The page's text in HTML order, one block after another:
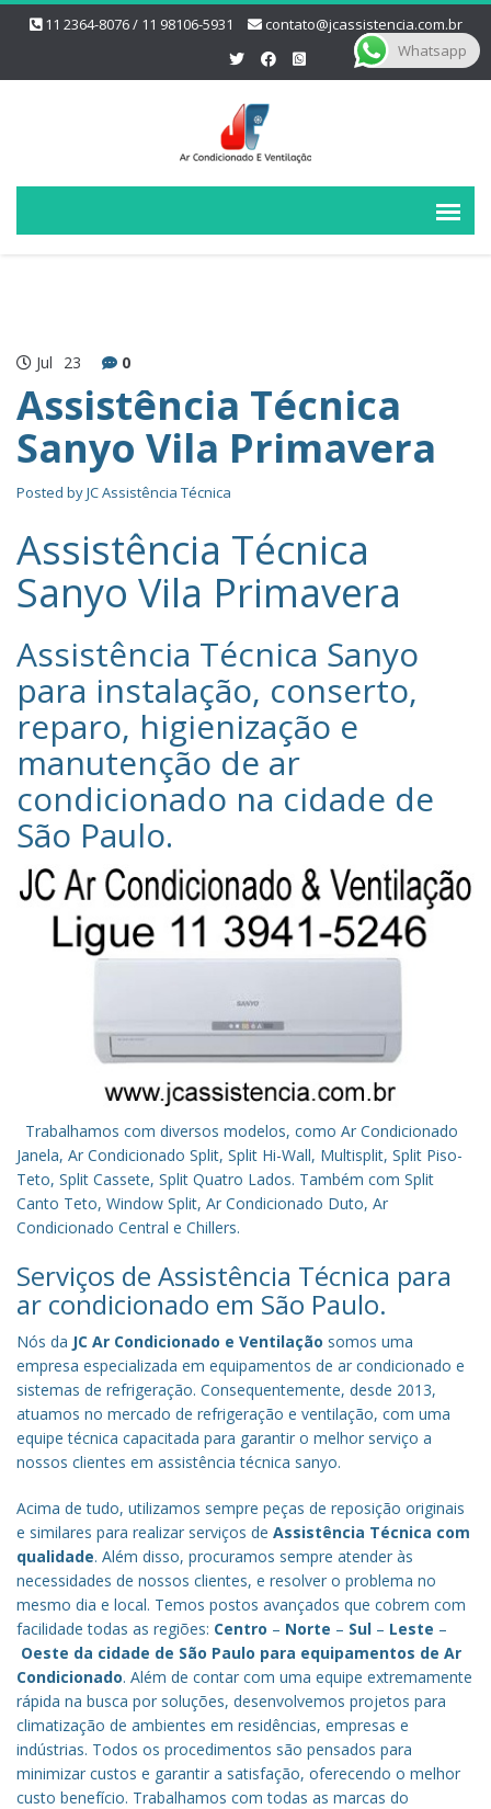
11 2364-8076 / 11 98106-5931 contato@jcassistencia.com.br
Jul 23 0
Assistência Técnica
Sanyo Vila Primavera
Posted byJC Assistência Técnica
Assistência Técnica
Sanyo Vila Primavera
Assistência Técnica Sanyo‎
para instalação, conserto,
reparo, higienização e
manutenção de ar
condicionado na cidade de
São Paulo.
Trabalhamos com diversos modelos, como Ar Condicionado
Janela, Ar Condicionado Split, Split Hi-Wall, Multisplit, Split Piso-
Teto, Split Cassete, Split Quatro Lados. Também com Split
Canto Teto, Window Split, Ar Condicionado Duto, Ar
Condicionado Central e Chillers.
Serviços de Assistência Técnica para
ar condicionado em São Paulo.
Nós da JC Ar Condicionado e Ventilação somos uma
empresa especializada em equipamentos de ar condicionado e
sistemas de refrigeração. Consequentemente, desde 2013,
atuamos no mercado de refrigeração e ventilação, com uma
equipe técnica capacitada para garantir o melhor serviço a
nossos clientes em assistência técnica sanyo.
Acima de tudo, utilizamos sempre peças de reposição originais
e similares para realizar serviços de Assistência Técnica com
qualidade. Além disso, procuramos sempre atender às
necessidades de nossos clientes, e resolver o problema no
mesmo dia e local. Temos postos avançados que cobrem com
facilidade todas as regiões: Centro – Norte – Sul – Leste –
Oeste da cidade de São Paulo para equipamentos de Ar
Condicionado. Além de contar com uma equipe extremamente
rápida na busca por soluções, desenvolvemos projetos para
climatização de ambientes em residências, empresas e
indústrias. Todos os procedimentos são pensados para
minimizar custos e garantir a satisfação, oferecendo o melhor
custo benefício. Trabalhamos com todas as marcas do
Whatsapp